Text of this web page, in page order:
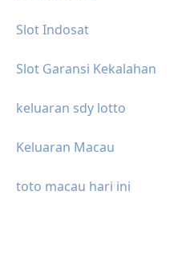
Slot Indosat
Slot Garansi Kekalahan
keluaran sdy lotto
Keluaran Macau
toto macau hari ini